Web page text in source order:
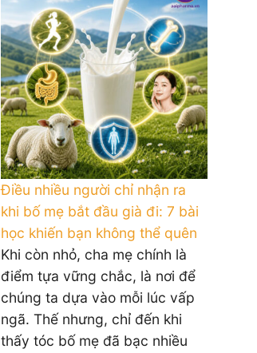
Điều nhiều người chỉ nhận ra
khi bố mẹ bắt đầu già đi: 7 bài
học khiến bạn không thể quên
Khi còn nhỏ, cha mẹ chính là
điểm tựa vững chắc, là nơi để
chúng ta dựa vào mỗi lúc vấp
ngã. Thế nhưng, chỉ đến khi
thấy tóc bố mẹ đã bạc nhiều